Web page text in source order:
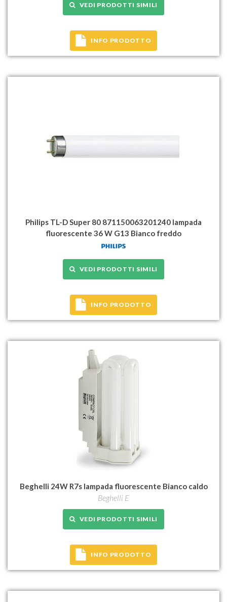
VEDI PRODOTTI SIMILI
INFO PRODOTTO
Philips TL-D Super 80 871150063201240 lampada
fluorescente 36 W G13 Bianco freddo
VEDI PRODOTTI SIMILI
INFO PRODOTTO
Beghelli 24W R7s lampada fluorescente Bianco caldo
Beghelli E
VEDI PRODOTTI SIMILI
INFO PRODOTTO